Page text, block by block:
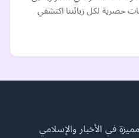
حصرية لكل زبائننا اكتشفي
في الأخبار والإسلامي